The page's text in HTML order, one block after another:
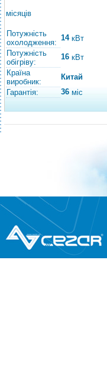
місяців
Потужність
охолодження:
14кВт
Потужність
обігріву:
16 кВт
Країна
виробник:
Китай
Гарантія:
36 міс